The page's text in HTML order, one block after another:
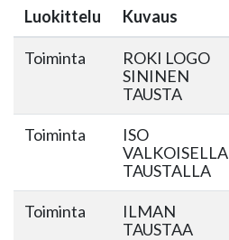
Luokittelu Kuvaus
Toiminta
ROKI LOGO
SININEN
TAUSTA
Toiminta
ISO
VALKOISELLA
TAUSTALLA
Toiminta
ILMAN
TAUSTAA